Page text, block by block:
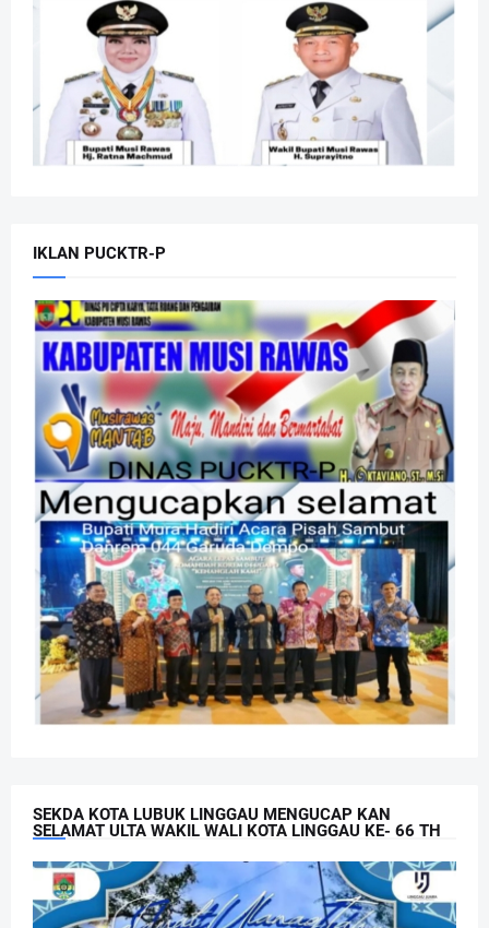
IKLAN PUCKTR-P
SEKDA KOTA LUBUK LINGGAU MENGUCAP KAN
SELAMAT ULTA WAKIL WALI KOTA LINGGAU KE- 66 TH